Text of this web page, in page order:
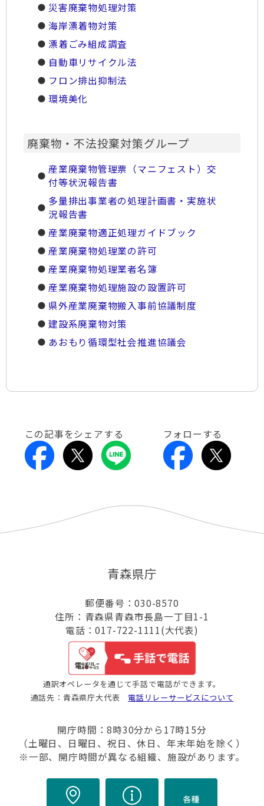
災害廃棄物処理対策
海岸漂着物対策
漂着ごみ組成調査
自動車リサイクル法
フロン排出抑制法
環境美化
廃棄物・不法投棄対策グループ
産業廃棄物管理票（マニフェスト）交
付等状況報告書
多量排出事業者の処理計画書・実施状
況報告書
産業廃棄物適正処理ガイドブック
産業廃棄物処理業の許可
産業廃棄物処理業者名簿
産業廃棄物処理施設の設置許可
県外産業廃棄物搬入事前協議制度
建設系廃棄物対策
あおもり循環型社会推進協議会
この記事をシェアする フォローする
青森県庁
郵便番号：030-8570
住所：青森県青森市長島一丁目1-1
電話：017-722-1111(大代表)
通訳オペレータを通じて手話で電話ができます。
通話先：青森県庁大代表 電話リレーサービスについて
開庁時間：8時30分から17時15分
（土曜日、日曜日、祝日、休日、年末年始を除く）
※一部、開庁時間が異なる組織、施設があります。